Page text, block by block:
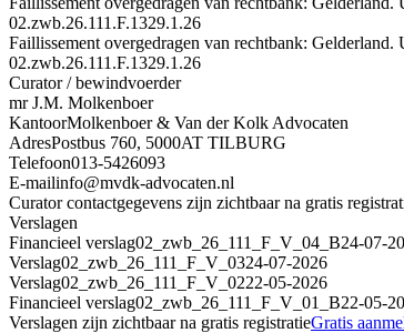
02.zwb.26.111.F.1329.1.26
Faillissement overgedragen van rechtbank:
02.zwb.26.111.F.1329.1.26
Curator / bewindvoerder
mr J.M. Molkenboer
KantoorMolkenboer & Van der Kolk Advocaten
AdresPostbus 760, 5000AT TILBURG
Telefoon013-5426093
E-mailinfo@mvdk-advocaten.nl
Curator contactgegevens zijn zichtbaar na gratis
Verslagen
Financieel verslag02_zwb_26_111_F_V_04_B24-07-
Verslag02_zwb_26_111_F_V_0324-07-2026
Verslag02_zwb_26_111_F_V_0222-05-2026
Financieel verslag02_zwb_26_111_F_V_01_B22-05-
Verslagen zijn zichtbaar na gratis registratieGratis